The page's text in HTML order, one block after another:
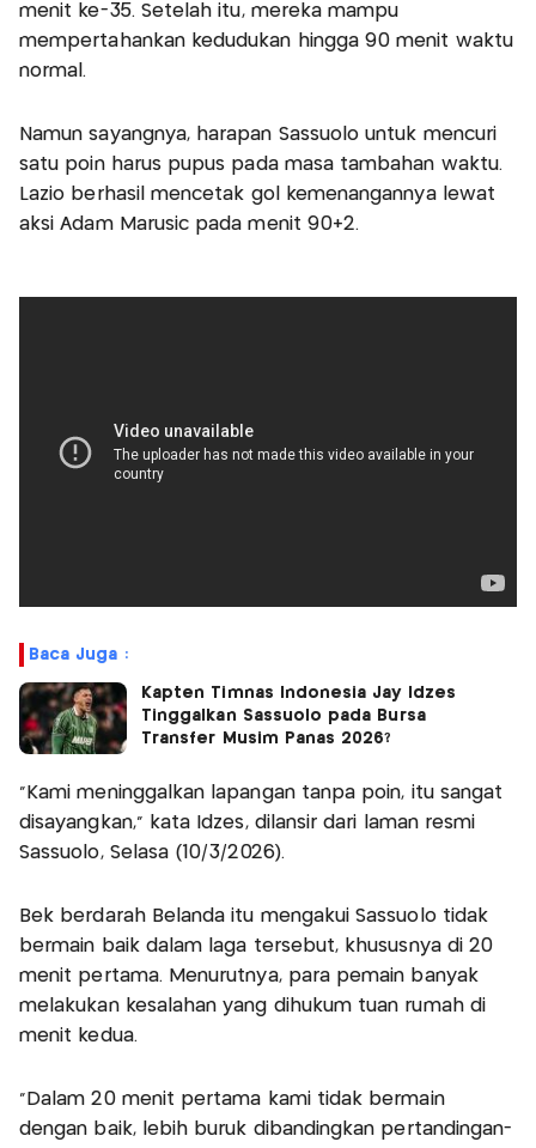
menit ke-35. Setelah itu, mereka mampu
mempertahankan kedudukan hingga 90 menit waktu
normal.
Namun sayangnya, harapan Sassuolo untuk mencuri
satu poin harus pupus pada masa tambahan waktu.
Lazio berhasil mencetak gol kemenangannya lewat
aksi Adam Marusic pada menit 90+2.
Baca Juga :
Kapten Timnas Indonesia Jay Idzes
Tinggalkan Sassuolo pada Bursa
Transfer Musim Panas 2026?
“Kami meninggalkan lapangan tanpa poin, itu sangat
disayangkan,” kata Idzes, dilansir dari laman resmi
Sassuolo, Selasa (10/3/2026).
Bek berdarah Belanda itu mengakui Sassuolo tidak
bermain baik dalam laga tersebut, khususnya di 20
menit pertama. Menurutnya, para pemain banyak
melakukan kesalahan yang dihukum tuan rumah di
menit kedua.
“Dalam 20 menit pertama kami tidak bermain
dengan baik, lebih buruk dibandingkan pertandingan-